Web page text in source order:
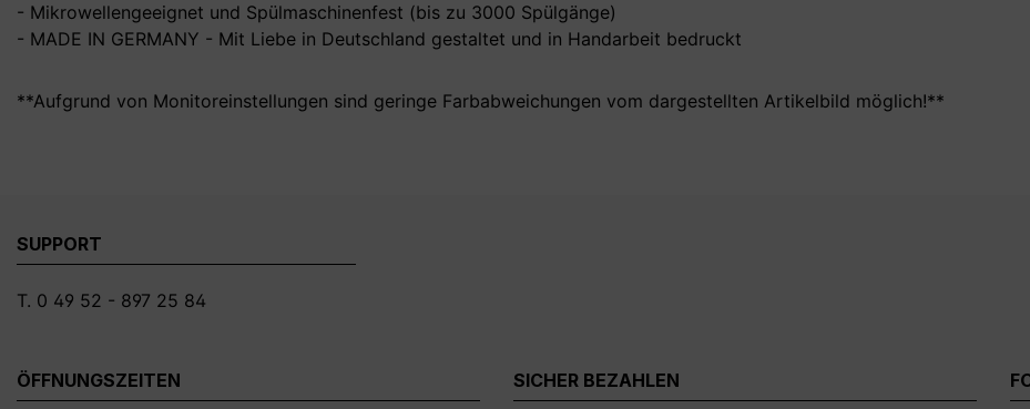
- Mikrowellengeeignet und Spülmaschinenfest (bis zu 3000 Spülgänge)
- MADE IN GERMANY - Mit Liebe in Deutschland gestaltet und in Handarbeit bedruckt
**Aufgrund von Monitoreinstellungen sind geringe Farbabweichungen vom dargestellten Artikelbild möglich!**
SUPPORT
T. 0 49 52 - 897 25 84
ÖFFNUNGSZEITEN SICHER BEZAHLEN